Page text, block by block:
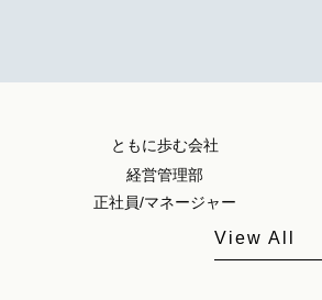
ともに歩む会社
経営管理部
正社員/マネージャー
View All